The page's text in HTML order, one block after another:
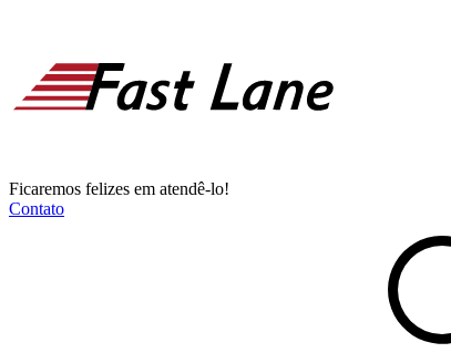
Ficaremos felizes em atendê-lo!
Contato